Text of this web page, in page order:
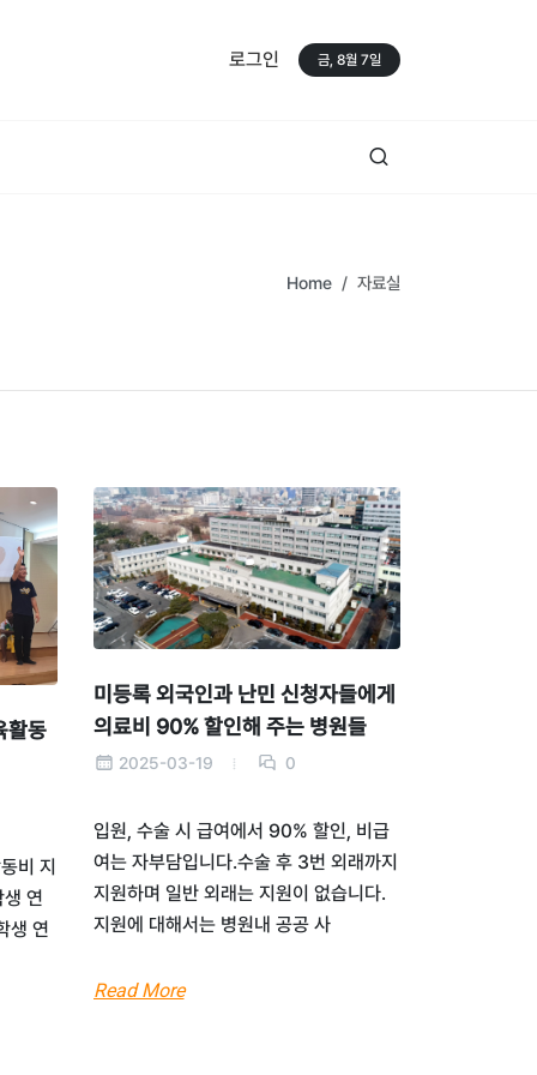
로그인 금, 8월 7일
Home 자료실
활동
비 지
연
생 연
미등록 외국인과 난민 신청자들에게
의료비 90% 할인해 주는 병원들
2025-03-19 0
입원, 수술 시 급여에서 90% 할인, 비급
여는 자부담입니다.수술 후 3번 외래까지
지원하며 일반 외래는 지원이 없습니다.
지원에 대해서는 병원내 공공 사
Read More